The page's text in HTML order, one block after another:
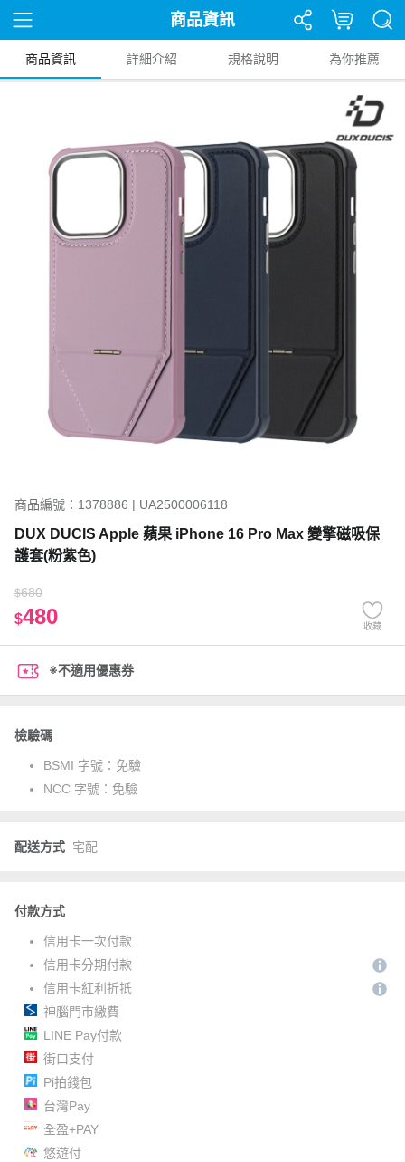
商品資訊
商品資訊 詳細介紹 規格說明 為你推薦
商品編號：1378886 | UA2500006118
DUX DUCIS Apple 蘋果 iPhone 16 Pro Max 變擎磁吸保
護套(粉紫色)
$680
$480 收藏
※不適用優惠券
檢驗碼
BSMI 字號： 免驗
NCC 字號： 免驗
配送方式 宅配
付款方式
信用卡一次付款
信用卡分期付款
信用卡紅利折抵
神腦門市繳費
LINE Pay付款
街口支付
Pi拍錢包
台灣Pay
全盈+PAY
悠遊付